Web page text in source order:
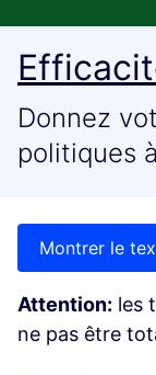
Donnez
politiques
Montrer le
Attention: les
ne pas être